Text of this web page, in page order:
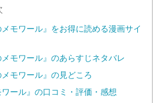
モワール』をお得に読める漫画サイ
モワール』のあらすじネタバレ
モワール』の見どころ
ワール』の口コミ・評価・感想